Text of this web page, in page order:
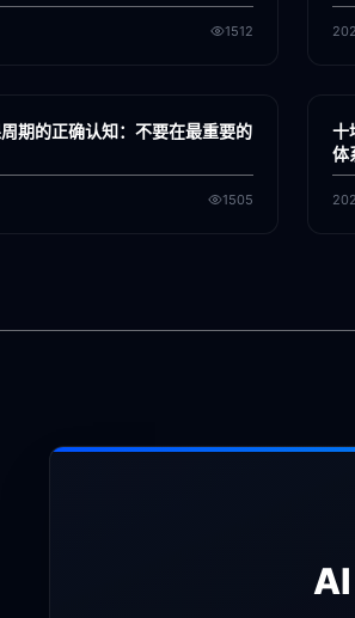
1512
期的正确认知：不要在最重要的
1505
十
体
AI